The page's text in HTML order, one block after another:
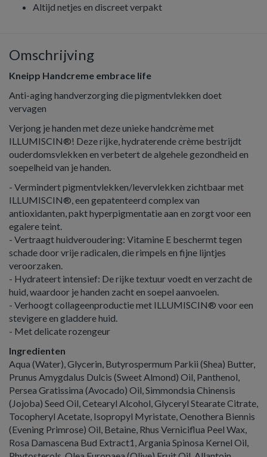
Altijd netjes en discreet verpakt
Omschrijving
Kneipp Handcreme embrace life
Anti-aging handverzorging die pigmentvlekken doet
vervagen
Verjong je handen met deze unieke handcrème met
ILLUMISCIN®! Deze rijke, hydraterende crème bestrijdt
ouderdomsvlekken en verbetert de algehele gezondheid en
soepelheid van je handen.
- Vermindert pigmentvlekken/levervlekken zichtbaar met
ILLUMISCIN®, een gepatenteerd complex van
antioxidanten, pakt hyperpigmentatie aan en zorgt voor een
egalere teint.
- Vertraagt huidveroudering: Vitamine E beschermt tegen
schade door vrije radicalen, die rimpels en fijne lijntjes
veroorzaken.
- Hydrateert intensief: De rijke textuur voedt en verzacht de
huid, waardoor je handen zacht en soepel aanvoelen.
- Verhoogt collageenproductie met ILLUMISCIN® voor een
stevigere en gladdere huid.
- Met delicate rozengeur
Ingredienten
Aqua (Water), Glycerin, Butyrospermum Parkii (Shea) Butter,
Prunus Amygdalus Dulcis (Sweet Almond) Oil, Panthenol,
Persea Gratissima (Avocado) Oil, Simmondsia Chinensis
(Jojoba) Seed Oil, Cetearyl Alcohol, Glyceryl Stearate Citrate,
Tocopheryl Acetate, Isopropyl Myristate, Oenothera Biennis
(Evening Primrose) Oil, Betaine, Rhus Verniciflua Peel Wax,
Rosa Damascena Bud Extract1, Argania Spinosa Kernel Oil,